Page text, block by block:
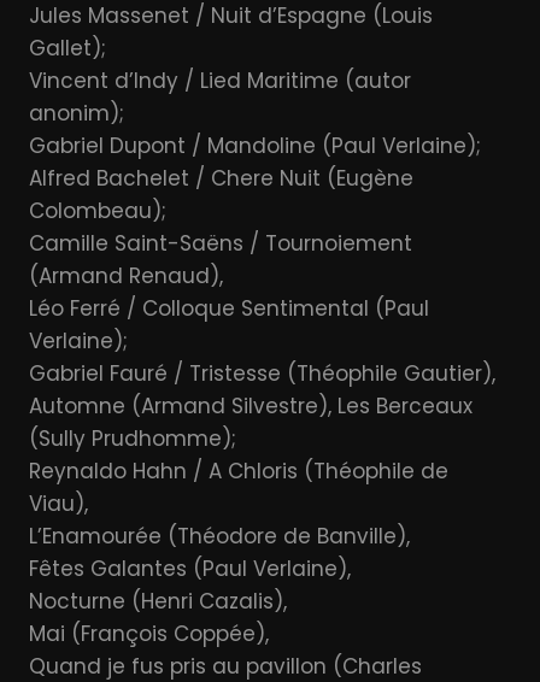
Jules Massenet / Nuit d’Espagne (Louis
Gallet);
Vincent d’Indy / Lied Maritime (autor
anonim);
Gabriel Dupont / Mandoline (Paul Verlaine);
Alfred Bachelet / Chere Nuit (Eugène
Colombeau);
Camille Saint-Saëns / Tournoiement
(Armand Renaud),
Léo Ferré / Colloque Sentimental (Paul
Verlaine);
Gabriel Fauré / Tristesse (Théophile Gautier),
Automne (Armand Silvestre), Les Berceaux
(Sully Prudhomme);
Reynaldo Hahn / A Chloris (Théophile de
Viau),
L’Enamourée (Théodore de Banville),
Fêtes Galantes (Paul Verlaine),
Nocturne (Henri Cazalis),
Mai (François Coppée),
Quand je fus pris au pavillon (Charles